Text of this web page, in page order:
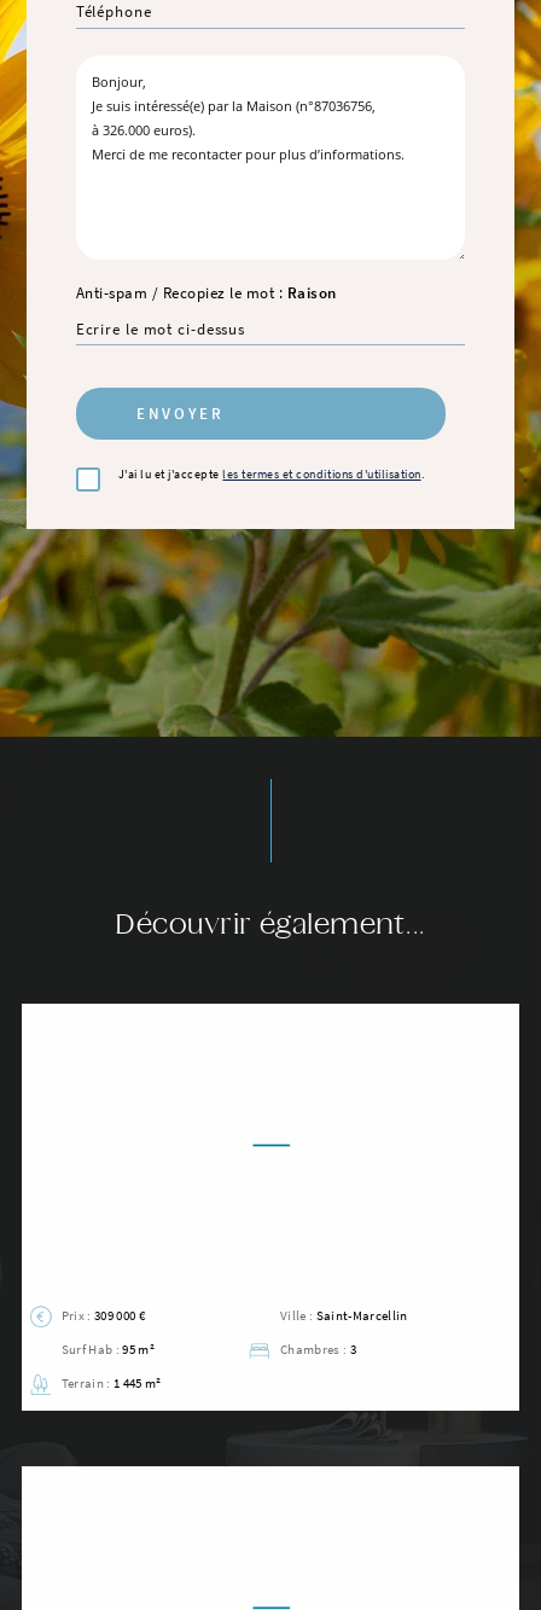
Anti-spam / Recopiez le mot : Raison
J'ai lu et j'accepteles termes et conditions d'utilisation.
Découvrir également...
Prix : 309 000 € Ville : Saint-Marcellin
Surf Hab : 95 m² Chambres : 3
Terrain : 1 445 m²